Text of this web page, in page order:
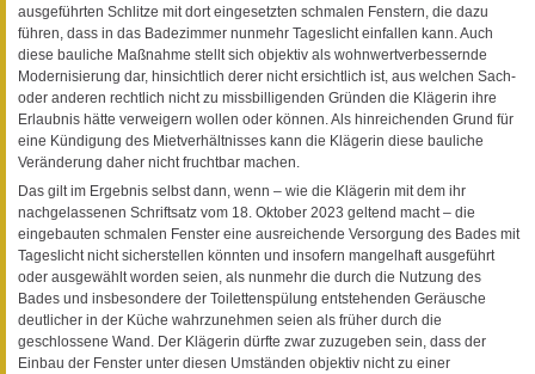
ausgeführten Schlitze mit dort eingesetzten schmalen Fenstern, die dazu
führen, dass in das Badezimmer nunmehr Tageslicht einfallen kann. Auch
diese bauliche Maßnahme stellt sich objektiv als wohnwertverbessernde
Modernisierung dar, hinsichtlich derer nicht ersichtlich ist, aus welchen Sach-
oder anderen rechtlich nicht zu missbilligenden Gründen die Klägerin ihre
Erlaubnis hätte verweigern wollen oder können. Als hinreichenden Grund für
eine Kündigung des Mietverhältnisses kann die Klägerin diese bauliche
Veränderung daher nicht fruchtbar machen.
Das gilt im Ergebnis selbst dann, wenn – wie die Klägerin mit dem ihr
nachgelassenen Schriftsatz vom 18. Oktober 2023 geltend macht – die
eingebauten schmalen Fenster eine ausreichende Versorgung des Bades mit
Tageslicht nicht sicherstellen könnten und insofern mangelhaft ausgeführt
oder ausgewählt worden seien, als nunmehr die durch die Nutzung des
Bades und insbesondere der Toilettenspülung entstehenden Geräusche
deutlicher in der Küche wahrzunehmen seien als früher durch die
geschlossene Wand. Der Klägerin dürfte zwar zuzugeben sein, dass der
Einbau der Fenster unter diesen Umständen objektiv nicht zu einer